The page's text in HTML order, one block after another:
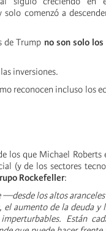
comenzó a
de Trump no son solo los
inversiones.
reconocen incluso los
los que Michael Roberts
(y de los sectores
Rockefeller:
—desde los altos
aumento de la deuda y
Están